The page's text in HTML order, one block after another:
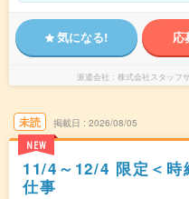
気になる! 応
派遣会社 株式会社スタッフ
未読
NEW
掲載日 2026/08/05
11/4～12/4 限定＜時
仕事